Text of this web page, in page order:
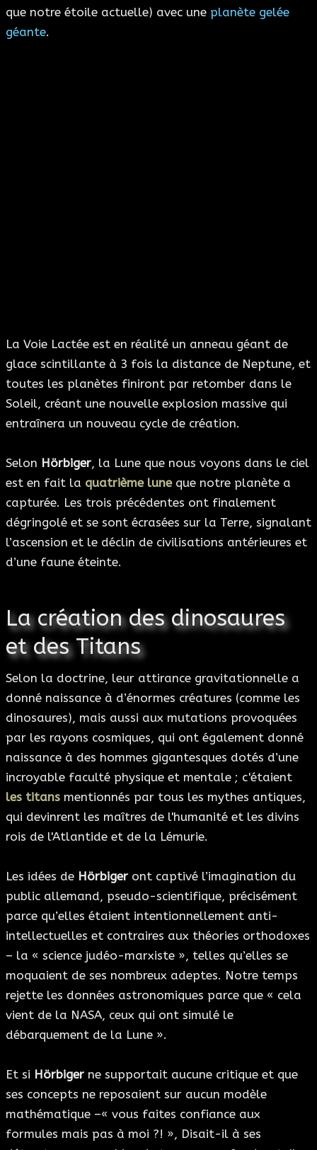
que notre étoile actuelle) avec une planète gelée
géante.
La Voie Lactée est en réalité un anneau géant de
glace scintillante à 3 fois la distance de Neptune, et
toutes les planètes finiront par retomber dans le
Soleil, créant une nouvelle explosion massive qui
entraînera un nouveau cycle de création.
Selon Hörbiger, la Lune que nous voyons dans le ciel
est en fait la quatrième luneque notre planète a
capturée. Les trois précédentes ont finalement
dégringolé et se sont écrasées sur la Terre, signalant
l’ascension et le déclin de civilisations antérieures et
d’une faune éteinte.
La création des dinosaures
et des Titans
Selon la doctrine, leur attirance gravitationnelle a
donné naissance à d’énormes créatures (comme les
dinosaures), mais aussi aux mutations provoquées
par les rayons cosmiques, qui ont également donné
naissance à des hommes gigantesques dotés d’une
incroyable faculté physique et mentale ; c'étaient
les titans mentionnés par tous les mythes antiques,
qui devinrent les maîtres de l'humanité et les divins
rois de l'Atlantide et de la Lémurie.
Les idées de Hörbiger ont captivé l’imagination du
public allemand, pseudo-scientifique, précisément
parce qu’elles étaient intentionnellement anti-
intellectuelles et contraires aux théories orthodoxes
– la « science judéo-marxiste », telles qu’elles se
moquaient de ses nombreux adeptes. Notre temps
rejette les données astronomiques parce que « cela
vient de la NASA, ceux qui ont simulé le
débarquement de la Lune ».
Et si Hörbiger ne supportait aucune critique et que
ses concepts ne reposaient sur aucun modèle
mathématique –« vous faites confiance aux
formules mais pas à moi ?! », Disait-il à ses